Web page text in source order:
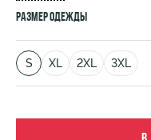
Размер одежды
S XL 2XL 3XL